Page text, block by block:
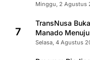
Minggu, 2 Agustus
7
TransNusa
Manado
Selasa, 4 Agustus